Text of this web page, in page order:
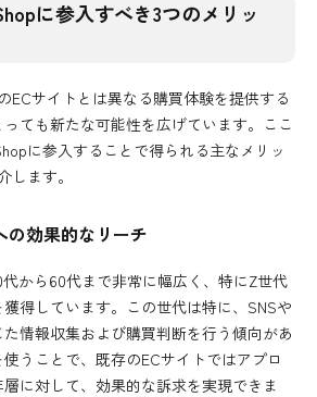
に参入すべき3つのメリッ
ECサイトとは異なる購買体験を提供する
ても新たな可能性を広げています。ここ
に参入することで得られる主なメリッ
します。
の効果的なリーチ
から60代まで非常に幅広く、特にZ世代
得しています。この世代は特に、SNSや
情報収集および購買判断を行う傾向があ
うことで、既存のECサイトではアプロ
に対して、効果的な訴求を実現できま